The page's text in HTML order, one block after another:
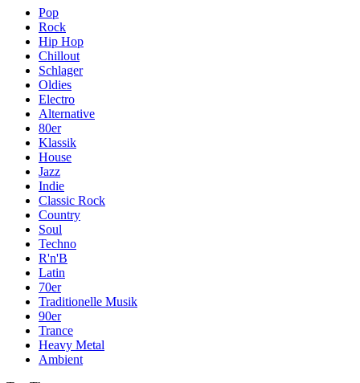
Pop
Rock
Hip Hop
Chillout
Schlager
Oldies
Electro
Alternative
80er
Klassik
House
Jazz
Indie
Classic Rock
Country
Soul
Techno
R'n'B
Latin
70er
Traditionelle Musik
90er
Trance
Heavy Metal
Ambient